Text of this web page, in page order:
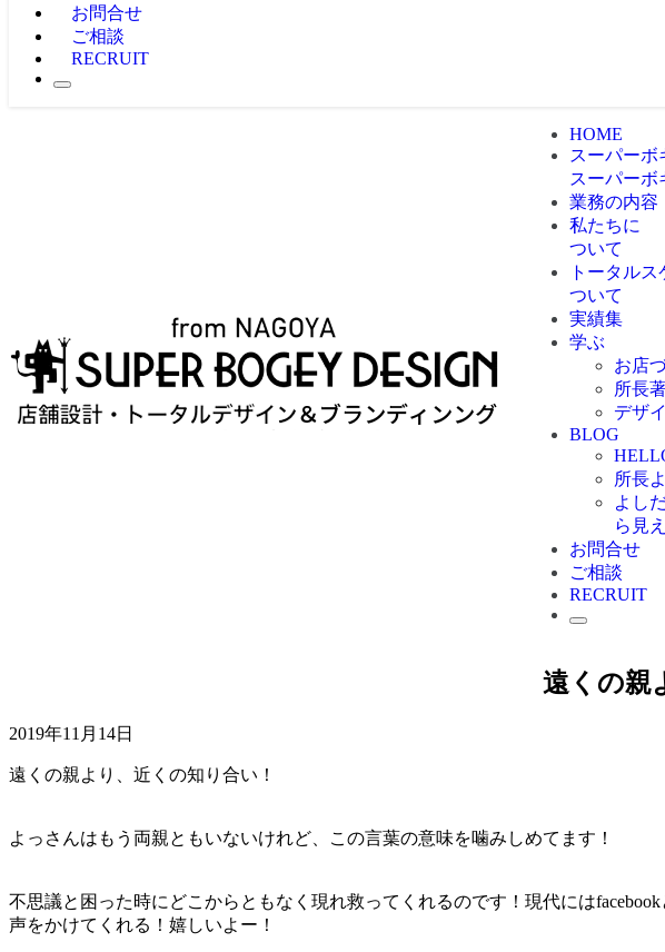
お問合せ
ご相談
RECRUIT
HOME
スーパーボ
スーパーボ
業務の内容
私たちに
ついて
トータル
ついて
実績集
学ぶ
お店
所長
デザ
BLOG
所長
よし
ら見
お問合せ
ご相談
RECRUIT
遠くの親
2019年11月14日
遠くの親より、近くの知り合い！
よっさんはもう両親ともいないけれど、この言葉の意味を噛みしめてます！
不思議と困った時にどこからともなく現れ救ってくれるのです！現代には
声をかけてくれる！嬉しいよー！